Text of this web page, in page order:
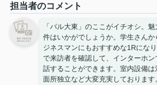
担当者のコメント
「パル大東」のここがイチオシ。
件はいかがでしょうか。学生さん
ジネスマンにもおすすめな1Rにな
で来訪者を確認して、インターホ
話することができます。室内設備
面所独立など大変充実しておりま